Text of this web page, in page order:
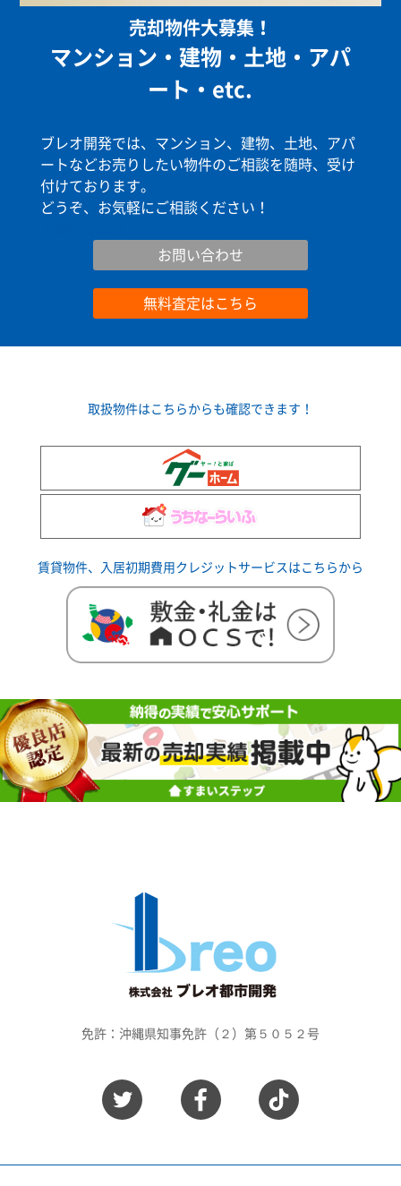
売却物件大募集！
マンション・建物・土地・アパ
ート・etc.
ブレオ開発では、マンション、建物、土地、アパ
ートなどお売りしたい物件のご相談を随時、受け
付けております。
どうぞ、お気軽にご相談ください！
お問い合わせ
無料査定はこちら
取扱物件はこちらからも確認できます！
賃貸物件、入居初期費用クレジットサービスはこちらから
免許：沖縄県知事免許（２）第５０５２号